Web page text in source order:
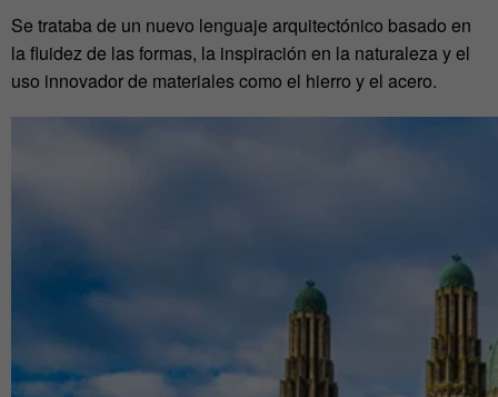
Se trataba de un nuevo lenguaje arquitectónico basado en
la fluidez de las formas, la inspiración en la naturaleza y el
uso innovador de materiales como el hierro y el acero.